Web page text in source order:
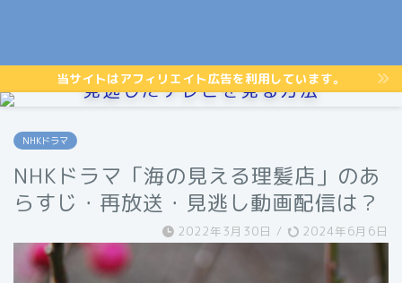
当サイトはアフィリエイト広告を利用しています。
見逃したテレビを見る方法
NHKドラマ
NHKドラマ「海の見える理髪店」のあ
らすじ・再放送・見逃し動画配信は？
2022年3月30日 / 2024年6月6日